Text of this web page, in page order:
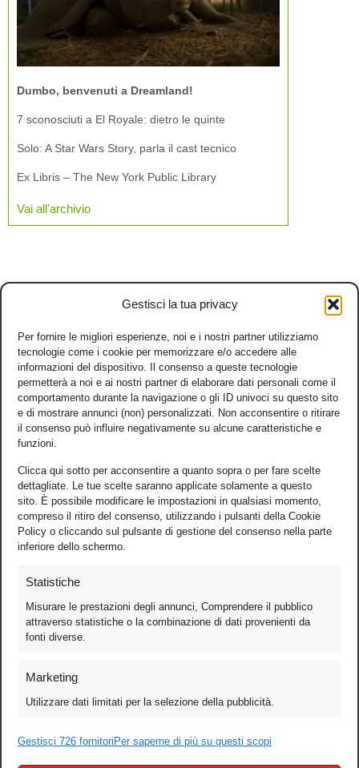
Gestisci la tua privacy
Per fornire le migliori esperienze, noi e i nostri partner utilizziamo
tecnologie come i cookie per memorizzare e/o accedere alle
informazioni del dispositivo. Il consenso a queste tecnologie
permetterà a noi e ai nostri partner di elaborare dati personali come il
comportamento durante la navigazione o gli ID univoci su questo sito
e di mostrare annunci (non) personalizzati. Non acconsentire o ritirare
il consenso può influire negativamente su alcune caratteristiche e
funzioni.
Clicca qui sotto per acconsentire a quanto sopra o per fare scelte
dettagliate. Le tue scelte saranno applicate solamente a questo
sito. È possibile modificare le impostazioni in qualsiasi momento,
compreso il ritiro del consenso, utilizzando i pulsanti della Cookie
Policy o cliccando sul pulsante di gestione del consenso nella parte
inferiore dello schermo.
Statistiche
Misurare le prestazioni degli annunci, Comprendere il pubblico
attraverso statistiche o la combinazione di dati provenienti da
fonti diverse.
Marketing
Utilizzare dati limitati per la selezione della pubblicità.
Gestisci 726 fornitori Per saperne di più su questi scopi
Dumbo, benvenuti a Dreamland!
7 sconosciuti a El Royale: dietro le quinte
Solo: A Star Wars Story, parla il cast tecnico
Ex Libris – The New York Public Library
Vai all'archivio
Games
Test